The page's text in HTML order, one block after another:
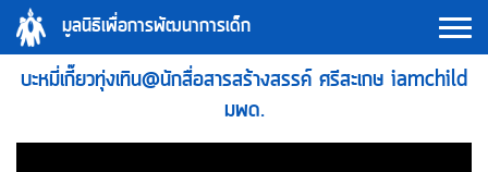
Skip
content
มูลนิธิเพื่อการพัฒนาการเด็ก
บะหมี่เกี๊ยวทุ่งเทิน@นักสื่อสารสร้างสรรค์ ศรีสะเกษ iamchild
มพด.